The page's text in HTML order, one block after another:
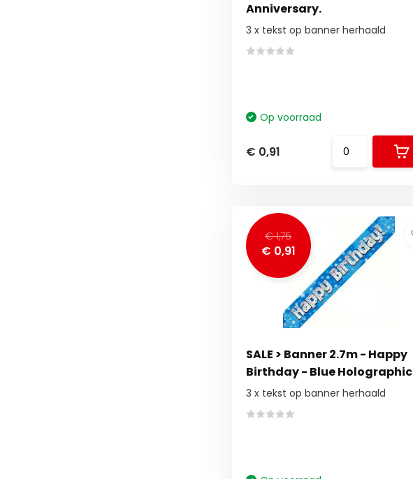
Anniversary.
3 x tekst op banner herhaald
Op voorraad
€ 0,91
€ 1,75
€ 0,91
SALE > Banner 2.7m - Happy
Birthday - Blue Holographic
3 x tekst op banner herhaald